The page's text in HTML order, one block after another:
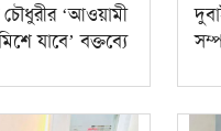
চৌধুরীর ‘আওয়ামী
যাবে’ বক্তব্যে